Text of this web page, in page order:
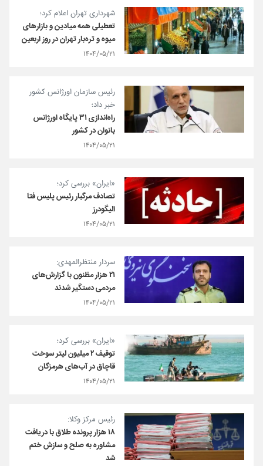
شهرداری تهران اعلام کرد؛
تعطیلی همه میادین و بازارهای
میوه و تره‌بار تهران در روز اربعین
۱۴۰۴/۰۵/۲۱
رئیس سازمان اورژانس کشور
خبر داد؛
راه‌اندازی ۳۱ پایگاه اورژانس
بانوان در کشور
۱۴۰۴/۰۵/۲۱
«ایران» بررسی کرد؛
تصادف مرگبار رئیس پلیس فتا
الیگودرز
۱۴۰۴/۰۵/۲۱
سردار منتظرالمهدی:
۲۱ هزار مظنون با گزارش‌های
مردمی دستگیر شدند
۱۴۰۴/۰۵/۲۱
«ایران» بررسی کرد؛
توقیف ۲ میلیون لیتر سوخت
قاچاق در آب‌های هرمزگان
۱۴۰۴/۰۵/۲۱
رئیس مرکز وکلا:
۱۸ هزار پرونده طلاق با دریافت
مشاوره به صلح و سازش ختم
شد